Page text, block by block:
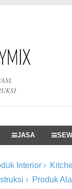
JASA
Interior ›
› Produk